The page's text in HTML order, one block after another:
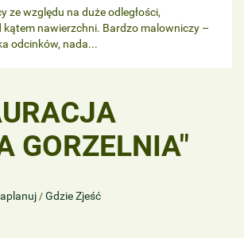
ze względu na duże odległości,
kątem nawierzchni. Bardzo malowniczy –
odcinków, nada...
GORZELNIA"
/ Gdzie Zjeść